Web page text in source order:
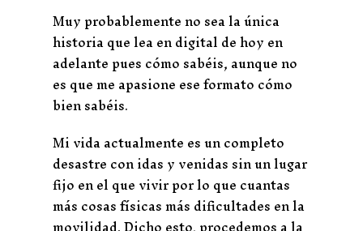
Muy probablemente no sea la única
historia que lea en digital de hoy en
adelante pues cómo sabéis, aunque no
es que me apasione ese formato cómo
bien sabéis.
Mi vida actualmente es un completo
desastre con idas y venidas sin un lugar
fijo en el que vivir por lo que cuantas
más cosas físicas más dificultades en la